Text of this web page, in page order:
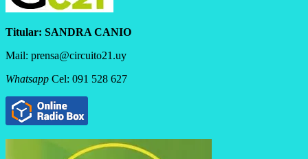
Titular: SANDRA CANIO
Mail: prensa@circuito21.uy
Whatsapp Cel: 091 528 627